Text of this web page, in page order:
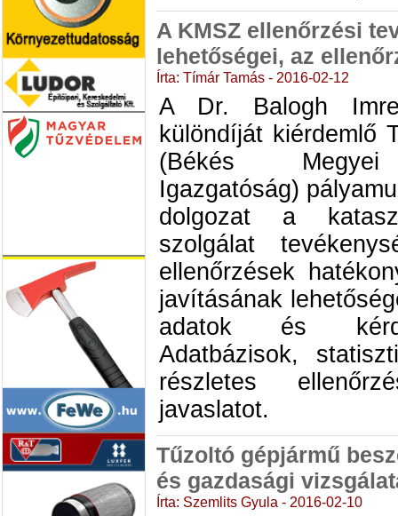
A KMSZ ellenőrzési
lehetőségei, az
Írta: Tímár Tamás - 2016-02-12
A Dr. Balogh
különdíját kiérdemlő
(Békés Megyei
Igazgatóság)
dolgozat a
szolgálat
ellenőrzések
javításának
adatok és
Adatbázisok,
részletes
javaslatot.
Tűzoltó gépjármű
és gazdasági
Írta: Szemlits Gyula - 2016-02-10